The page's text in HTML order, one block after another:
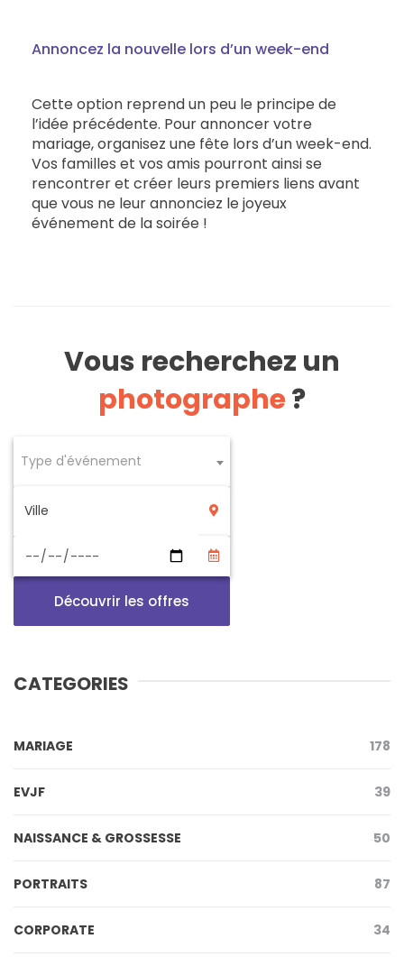
Annoncez la nouvelle lors d’un week-end
Cette option reprend un peu le principe de
l’idée précédente. Pour annoncer votre
mariage, organisez une fête lors d’un week-end.
Vos familles et vos amis pourront ainsi se
rencontrer et créer leurs premiers liens avant
que vous ne leur annonciez le joyeux
événement de la soirée !
Vous recherchez un
photographe?
Type d'événement
Découvrir les offres
CATEGORIES
MARIAGE 178
EVJF 39
NAISSANCE & GROSSESSE 50
PORTRAITS 87
CORPORATE 34